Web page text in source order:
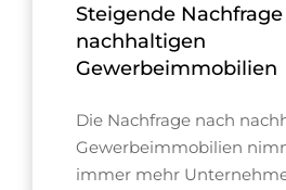
Steigende
nachhaltigen
Gewerbeimmobilien
Die Nachfrage nach
Gewerbeimmobilien
immer mehr